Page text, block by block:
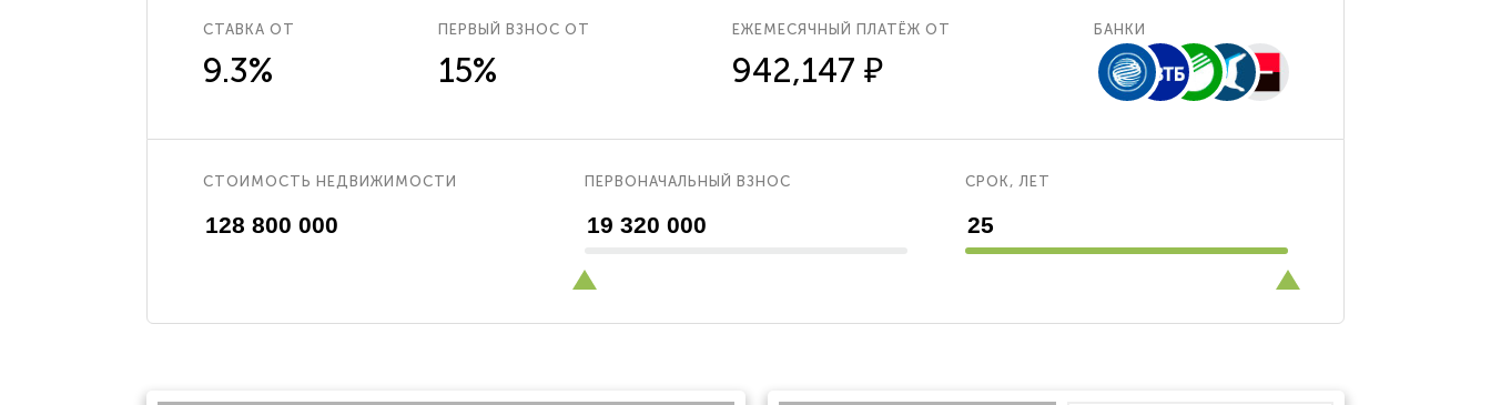
СТАВКА ОТ
9.3%
ПЕРВЫЙ ВЗНОС ОТ
15%
ЕЖЕМЕСЯЧНЫЙ ПЛАТЁЖ ОТ
942,147 ₽
БАНКИ
СТОИМОСТЬ НЕДВИЖИМОСТИ ПЕРВОНАЧАЛЬНЫЙ ВЗНОС СРОК, ЛЕТ